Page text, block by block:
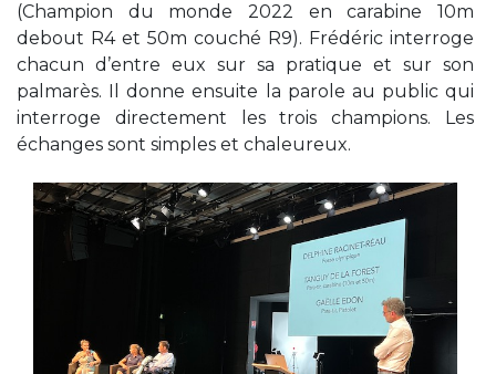
(Champion du monde 2022 en carabine 10m
debout R4 et 50m couché R9). Frédéric interroge
chacun d’entre eux sur sa pratique et sur son
palmarès. Il donne ensuite la parole au public qui
interroge directement les trois champions. Les
échanges sont simples et chaleureux.